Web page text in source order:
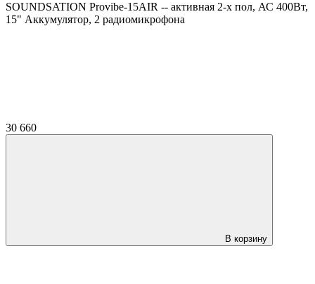
SOUNDSATION Provibe-15AIR -- активная 2-х пол, АС 400Вт,
15" Аккумулятор, 2 радиомикрофона
30 660
В корзину